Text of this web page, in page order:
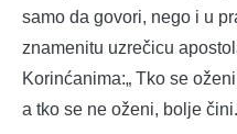
samo da govori, nego i u
znamenitu uzrečicu
Korinćanima:„ Tko se
a tko se ne oženi, bolje